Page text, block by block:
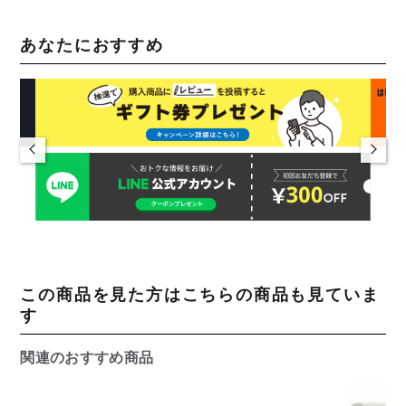
あなたにおすすめ
この商品を見た方はこちらの商品も見ていま
す
関連のおすすめ商品